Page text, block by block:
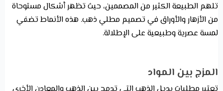
تلهم الطبيعة الكثير من المصممين، حيث تظهر أشكال مستوحاة
من الأزهار والأوراق في تصميم مطلي ذهب. هذه الأنماط تضفي
لمسة عصرية وطبيعية على الإطلالة.
المزج بين المواد